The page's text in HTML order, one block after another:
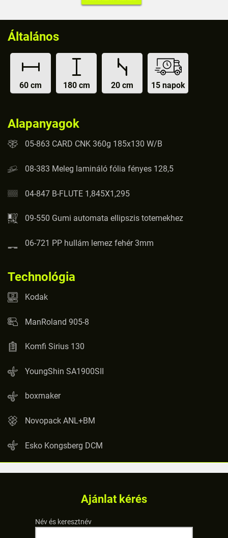
Általános
60 cm 180 cm 20 cm 15 napok
Alapanyagok
05-863 CARD CNK 360g 185x130 W/B
08-383 Meleg lamináló fólia fényes 128,5
04-847 B-FLUTE 1,845X1,295
09-550 Gumi automata ellipszis totemekhez
06-721 PP hullám lemez fehér 3mm
Technológia
Kodak
ManRoland 905-8
Komfi Sirius 130
YoungShin SA1900SII
boxmaker
Novopack ANL+BM
Esko Kongsberg DCM
Ajánlat kérés
Név és keresztnév